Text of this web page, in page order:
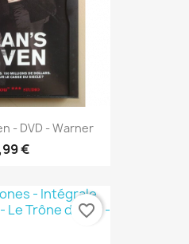
- DVD - Warner
€
favorite_border